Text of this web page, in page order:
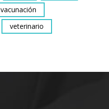
vacunación
veterinario